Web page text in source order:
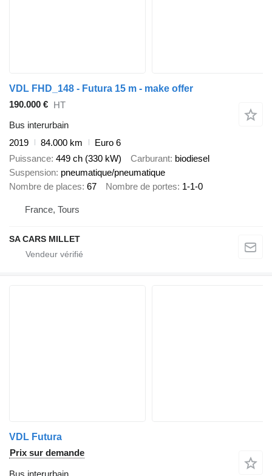
VDL FHD_148 - Futura 15 m - make offer
190.000 € HT
Bus interurbain
2019
84.000 km
Euro 6
Puissance 449 ch (330 kW) Carburant biodiesel
Suspension pneumatique/pneumatique
Nombre de places 67 Nombre de portes 1-1-0
France, Tours
SA CARS MILLET
VDL Futura
Prix sur demande
Bus interurbain